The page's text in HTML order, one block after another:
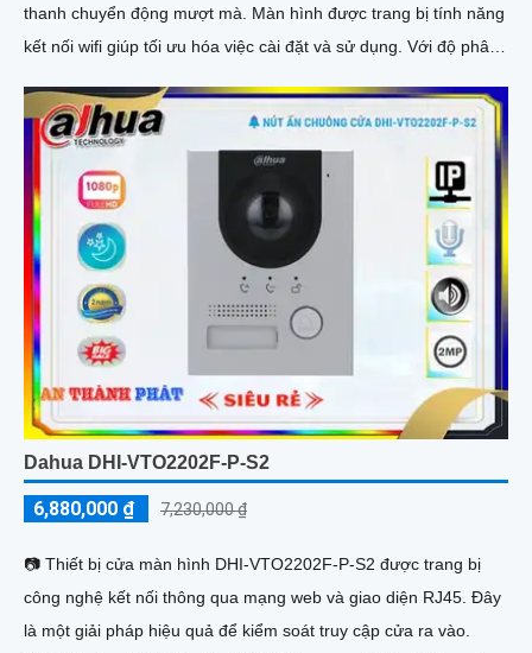
thanh chuyển động mượt mà. Màn hình được trang bị tính năng
kết nối wifi giúp tối ưu hóa việc cài đặt và sử dụng. Với độ phân
người đến cửa và trò chuyện với họ qua cổng giao tiếp âm
thanh hai chiều. Thiết kế chắc chắn, chịu được
Dahua DHI-VTO2202F-P-S2
6,880,000 ₫ 7,230,000 ₫
📷 Thiết bị cửa màn hình DHI-VTO2202F-P-S2 được trang bị
công nghệ kết nối thông qua mạng web và giao diện RJ45. Đây
là một giải pháp hiệu quả để kiểm soát truy cập cửa ra vào.